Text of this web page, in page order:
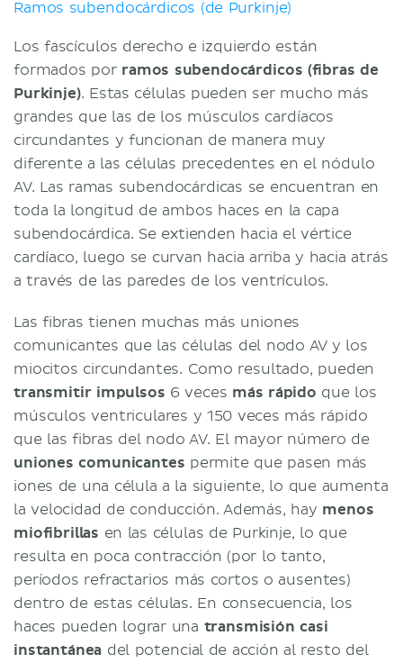
Ramos subendocárdicos (de Purkinje)
Los fascículos derecho e izquierdo están
formados por ramos subendocárdicos (fibras de
Purkinje). Estas células pueden ser mucho más
grandes que las de los músculos cardíacos
circundantes y funcionan de manera muy
diferente a las células precedentes en el nódulo
AV. Las ramas subendocárdicas se encuentran en
toda la longitud de ambos haces en la capa
subendocárdica. Se extienden hacia el vértice
cardíaco, luego se curvan hacia arriba y hacia atrás
a través de las paredes de los ventrículos.
Las fibras tienen muchas más uniones
comunicantes que las células del nodo AV y los
miocitos circundantes. Como resultado, pueden
transmitir impulsos 6 veces más rápido que los
músculos ventriculares y 150 veces más rápido
que las fibras del nodo AV. El mayor número de
uniones comunicantes permite que pasen más
iones de una célula a la siguiente, lo que aumenta
la velocidad de conducción. Además, hay menos
miofibrillas en las células de Purkinje, lo que
resulta en poca contracción (por lo tanto,
períodos refractarios más cortos o ausentes)
dentro de estas células. En consecuencia, los
haces pueden lograr una transmisión casi
instantánea del potencial de acción al resto del